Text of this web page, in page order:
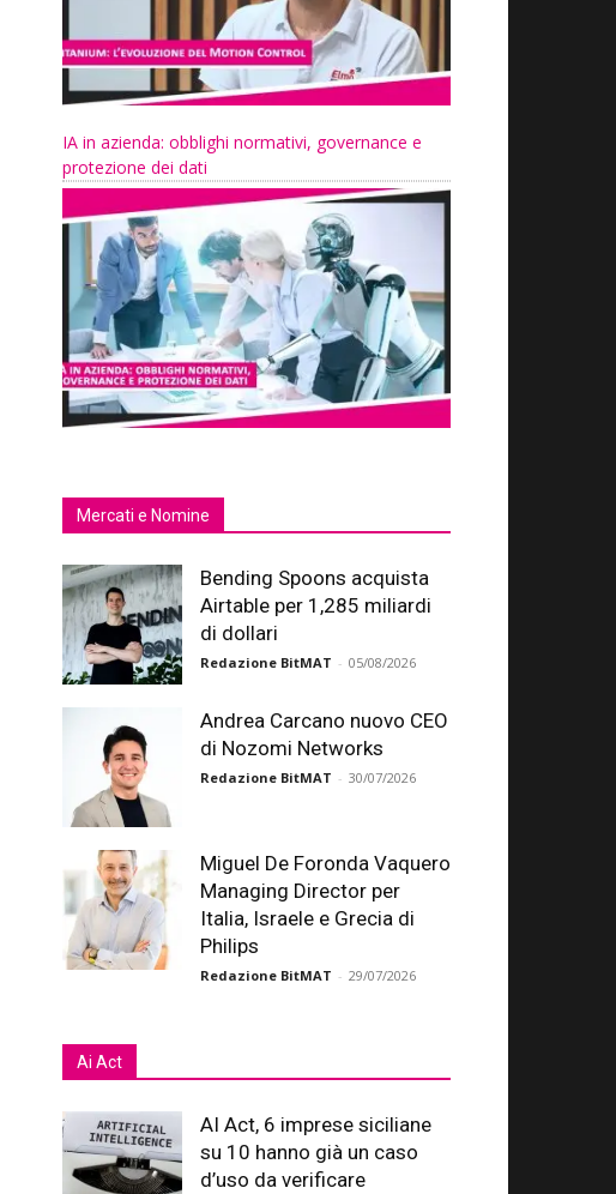
IA in azienda: obblighi normativi, governance e
protezione dei dati
Mercati e Nomine
Bending Spoons acquista
Airtable per 1,285 miliardi
di dollari
Redazione BitMAT - 05/08/2026
Andrea Carcano nuovo CEO
di Nozomi Networks
Redazione BitMAT - 30/07/2026
Miguel De Foronda Vaquero
Managing Director per
Italia, Israele e Grecia di
Philips
Redazione BitMAT - 29/07/2026
Ai Act
AI Act, 6 imprese siciliane
su 10 hanno già un caso
d’uso da verificare